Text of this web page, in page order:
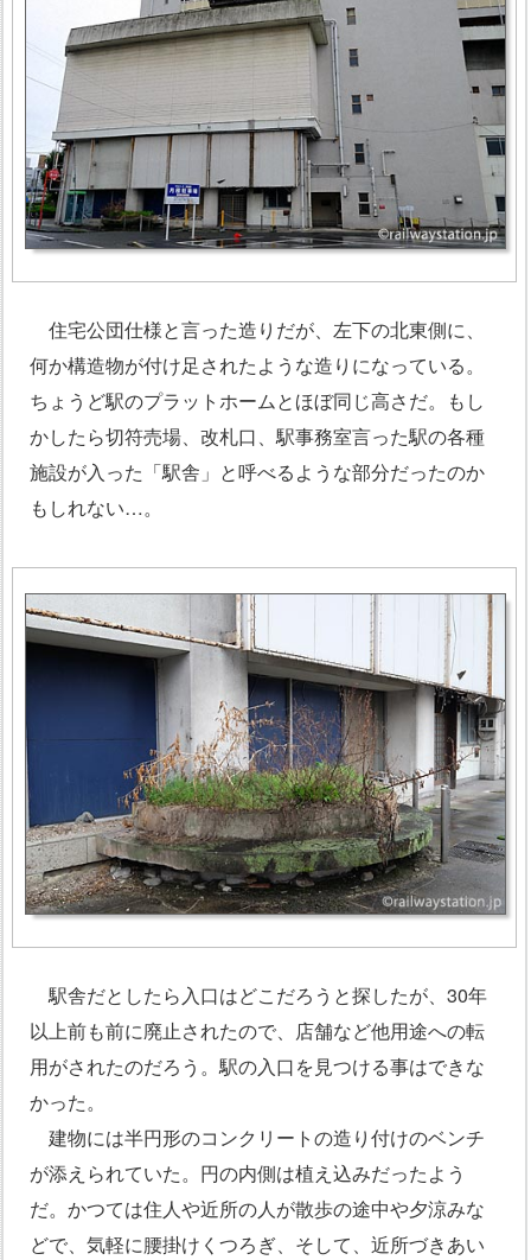
住宅公団仕様と言った造りだが、左下の北東側に、
何か構造物が付け足されたような造りになっている。
ちょうど駅のプラットホームとほぼ同じ高さだ。もし
かしたら切符売場、改札口、駅事務室言った駅の各種
施設が入った「駅舎」と呼べるような部分だったのか
もしれない…。
駅舎だとしたら入口はどこだろうと探したが、30年
以上前も前に廃止されたので、店舗など他用途への転
用がされたのだろう。駅の入口を見つける事はできな
かった。
建物には半円形のコンクリートの造り付けのベンチ
が添えられていた。円の内側は植え込みだったよう
だ。かつては住人や近所の人が散歩の途中や夕涼みな
どで、気軽に腰掛けくつろぎ、そして、近所づきあい